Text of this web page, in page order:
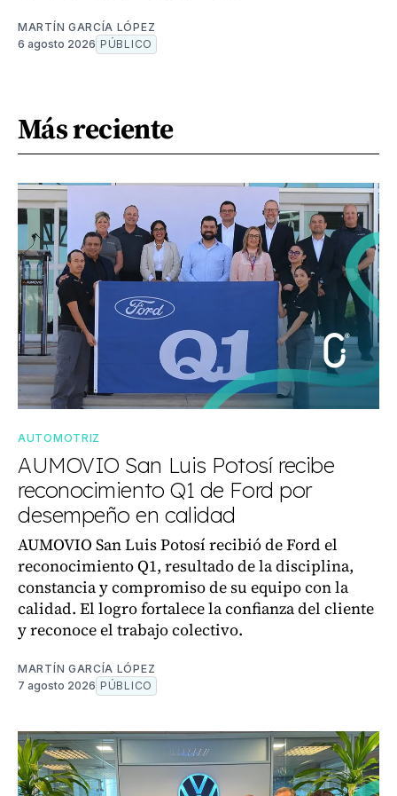
MARTÍN GARCÍA LÓPEZ
6 agosto 2026 PÚBLICO
Más reciente
AUTOMOTRIZ
AUMOVIO San Luis Potosí recibe
reconocimiento Q1 de Ford por
desempeño en calidad
AUMOVIO San Luis Potosí recibió de Ford el
reconocimiento Q1, resultado de la disciplina,
constancia y compromiso de su equipo con la
calidad. El logro fortalece la confianza del cliente
y reconoce el trabajo colectivo.
MARTÍN GARCÍA LÓPEZ
7 agosto 2026 PÚBLICO